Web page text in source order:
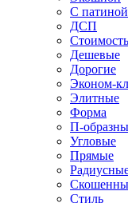
С патиной
ДСП
Стоимость
Дешевые
Дорогие
Эконом-
Элитные
Форма
П-
Угловые
Прямые
Стиль